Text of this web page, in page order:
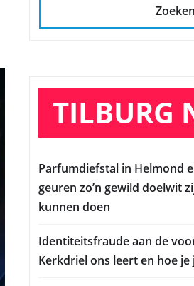
Zoeken
TILBURG
Parfumdiefstal in Helmond
geuren zo’n gewild doelwit
kunnen doen
Identiteitsfraude aan de
Kerkdriel ons leert en hoe